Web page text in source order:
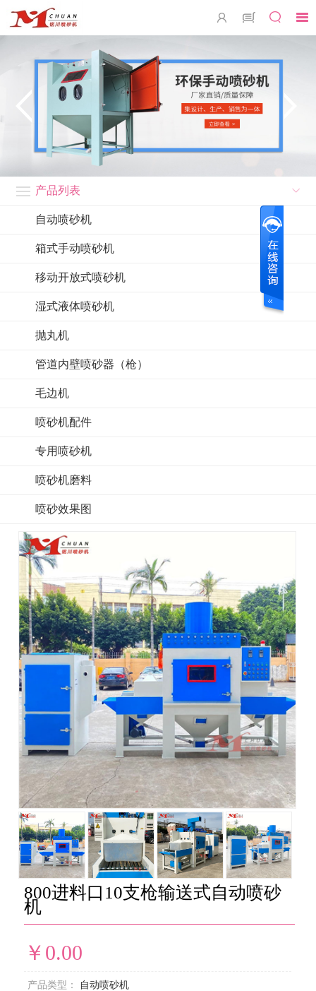
产品列表
自动喷砂机
箱式手动喷砂机
移动开放式喷砂机
湿式液体喷砂机
抛丸机
管道内壁喷砂器（枪）
毛边机
喷砂机配件
专用喷砂机
喷砂机磨料
喷砂效果图
800进料口10支枪输送式自动喷砂
机
￥0.00
产品类型： 自动喷砂机